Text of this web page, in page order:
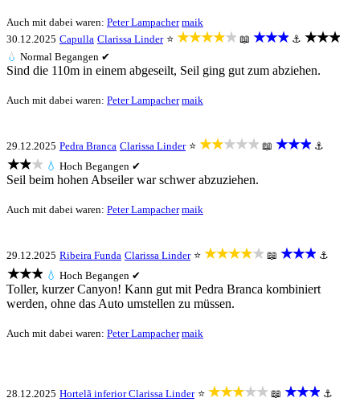
Auch mit dabei waren: Peter Lampacher maik
30.12.2025 Capulla Clarissa Linder ⭐ ★★★★★ 📖 ★★★ ⚓ ★★★
💧 Normal Begangen ✔
Sind die 110m in einem abgeseilt, Seil ging gut zum abziehen.
Auch mit dabei waren: Peter Lampacher maik
29.12.2025 Pedra Branca Clarissa Linder ⭐ ★★★★★ 📖 ★★★ ⚓
★★★ 💧 Hoch Begangen ✔
Seil beim hohen Abseiler war schwer abzuziehen.
Auch mit dabei waren: Peter Lampacher maik
29.12.2025 Ribeira Funda Clarissa Linder ⭐ ★★★★★ 📖 ★★★ ⚓
★★★ 💧 Hoch Begangen ✔
Toller, kurzer Canyon! Kann gut mit Pedra Branca kombiniert
werden, ohne das Auto umstellen zu müssen.
Auch mit dabei waren: Peter Lampacher maik
28.12.2025 Hortelã inferiorClarissa Linder ⭐ ★★★★★ 📖 ★★★ ⚓